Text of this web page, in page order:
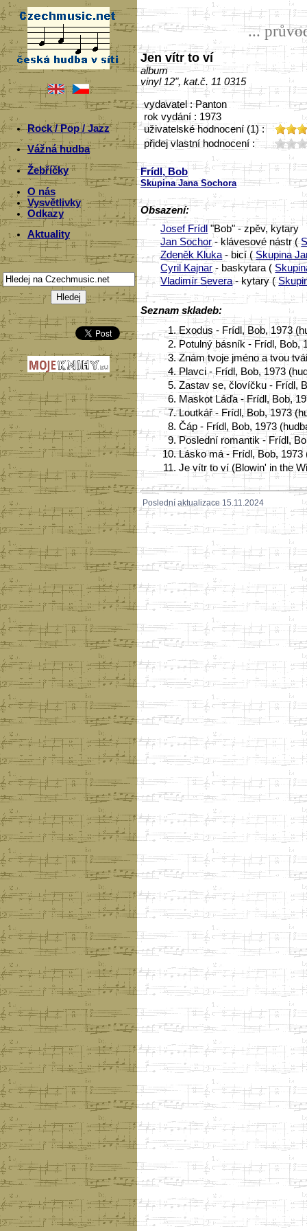
Rock / Pop / Jazz
Vážná hudba
Žebříčky
O nás
Vysvětlivky
Odkazy
Aktuality
...
Jen vítr to ví
album
vinyl 12", kat.č. 11 0315
vydavatel : Panton
rok vydání : 1973
uživatelské hodnocení (1) :
přidej vlastní hodnocení :
Frídl, Bob
Skupina Jana Sochora
Obsazení:
Josef Frídl"Bob" - zpěv, kytary
Jan Sochor- klávesové nástr (
Zdeněk Kluka- bicí (Skupina
Cyril Kajnar- baskytara (
Vladimír Severa- kytary (
Seznam skladeb:
1. Exodus - Frídl, Bob, 1973
2. Potulný básník - Frídl, Bob,
3. Znám tvoje jméno a tvou
4. Plavci - Frídl, Bob, 1973
5. Zastav se, človíčku - Frídl,
6. Maskot Láďa - Frídl, Bob,
7. Loutkář - Frídl, Bob, 1973
8. Čáp - Frídl, Bob, 1973
9. Poslední romantik - Frídl,
10. Lásko má - Frídl, Bob,
11. Je vítr to ví (Blowin' in the
Poslední aktualizace 15.11.2024